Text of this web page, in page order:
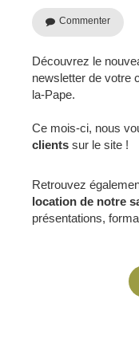
Commenter
Découvrez le
newsletter de votre
la-Pape.
Ce mois-ci, nous
clients sur le site !
Retrouvez
location de notre
présentations,